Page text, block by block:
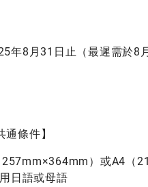
年8月31日止（最遲需於8
通條件】
）或A4（
日語或母語